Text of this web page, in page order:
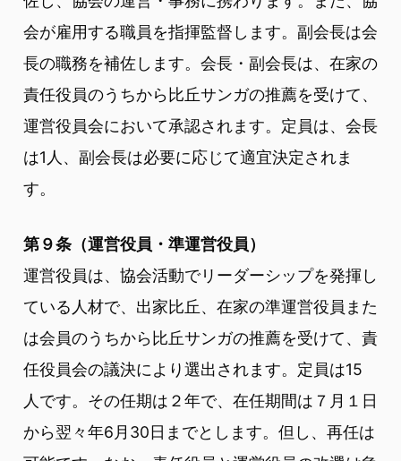
会が雇用する職員を指揮監督します。副会長は会
長の職務を補佐します。会長・副会長は、在家の
責任役員のうちから比丘サンガの推薦を受けて、
運営役員会において承認されます。定員は、会長
は1人、副会長は必要に応じて適宜決定されま
す。
第９条（運営役員・準運営役員）
運営役員は、協会活動でリーダーシップを発揮し
ている人材で、出家比丘、在家の準運営役員また
は会員のうちから比丘サンガの推薦を受けて、責
任役員会の議決により選出されます。定員は15
人です。その任期は２年で、在任期間は７月１日
から翌々年6月30日までとします。但し、再任は